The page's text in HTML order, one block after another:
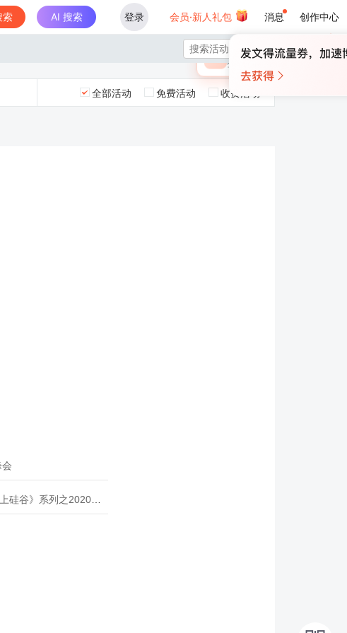
索 AI 搜索 登录 会员·新人礼包 消息 创作中心
×
🎁 未登录
登录领取最高

全部活动 免费活动 收费活动
系列之2020年度开源峰会